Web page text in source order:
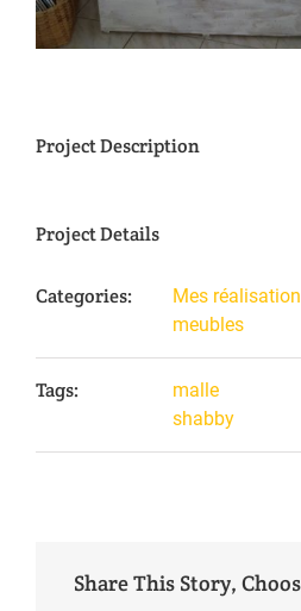
Project Description
Project Details
Categories:
Mes
meubles
Tags:
malle
shabby
Share This Story,